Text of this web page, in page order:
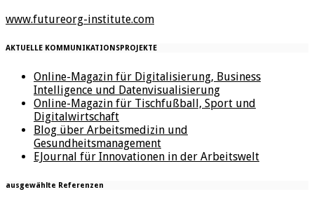
www.futureorg-institute.com
AKTUELLE KOMMUNIKATIONSPROJEKTE
Online-Magazin für Digitalisierung, Business
Intelligence und Datenvisualisierung
Online-Magazin für Tischfußball, Sport und
Digitalwirtschaft
Blog über Arbeitsmedizin und
Gesundheitsmanagement
EJournal für Innovationen in der Arbeitswelt
ausgewählte Referenzen